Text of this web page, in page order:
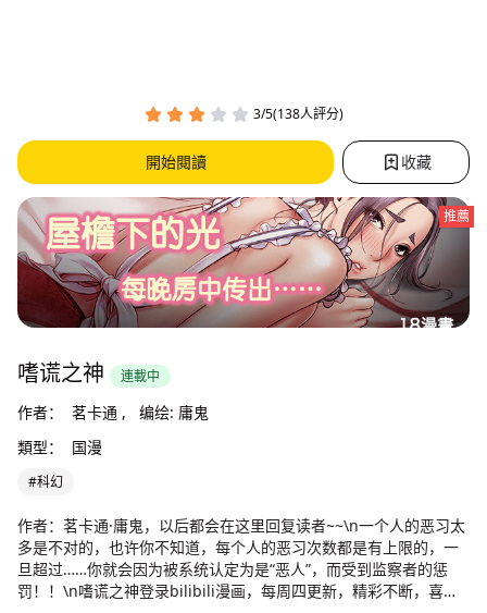
3/5(138人評分)
開始閱讀 收藏
推薦
嗜谎之神 連載中
作者： 茗卡通 ,
编绘: 庸鬼
類型：
国漫
#科幻
作者：茗卡通·庸鬼，以后都会在这里回复读者~~\n一个人的恶习太
多是不对的，也许你不知道，每个人的恶习次数都是有上限的，一
旦超过……你就会因为被系统认定为是“恶人”，而受到监察者的惩
罚！！\n嗜谎之神登录bilibili漫画，每周四更新，精彩不断，喜欢